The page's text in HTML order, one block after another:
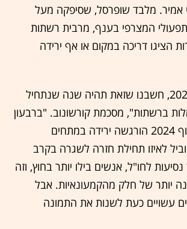
אמיר. מלבד שופרסל, שסיפקה מעל
התפעולי המצרפי בענף, מרבית רשתות
הציגו דריכה במקום או אף ירידה
"בהסתכלות על 2025, חשבנו שזאת תהיה שנה שנתחיל
ברשתות", מסכמת קורשונוב. "ברבעון
הראשון ואפילו בסוף 2024 הורגשה ירידה במתחים
לאיזו תחילת חזרה לשגרה בקרב
נסיעות לחו"ל, אנשים בילו יותר בחוץ, וזה
יותר של חלק מהקמעונאיות. אבל
עשויים כעת לשנות את התמונה